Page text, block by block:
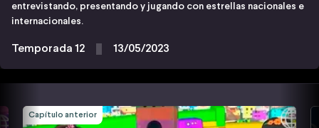
entrevistando, presentando y jugando con estrellas nacionales e
internacionales.
Temporada 12 13/05/2023
Capítulo anterior